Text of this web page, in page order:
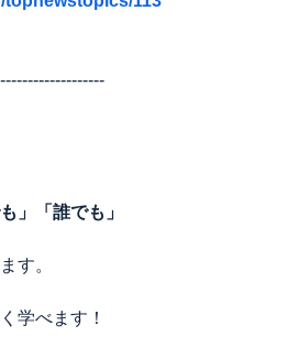
」「誰でも」
す。
学べます！